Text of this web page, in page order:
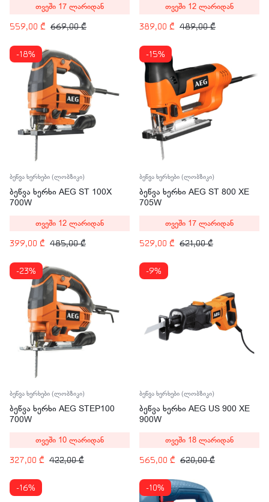
669,00₾
559,00 ₾
თვეში 17 ლარიდან
489,00₾
389,00 ₾
თვეში 12 ლარიდან
-18%
ბეწვა ხერხები (ლობზიკი)
ბეწვა ხერხი AEG ST 100X
700W
485,00₾
399,00 ₾
თვეში 12 ლარიდან
-15%
ბეწვა ხერხები (ლობზიკი)
ბეწვა ხერხი AEG ST 800 XE
705W
621,00₾
529,00 ₾
თვეში 17 ლარიდან
-23%
ბეწვა ხერხები (ლობზიკი)
ბეწვა ხერხი AEG STEP100
700W
422,00₾
327,00 ₾
თვეში 10 ლარიდან
-9%
ბეწვა ხერხები (ლობზიკი)
ბეწვა ხერხი AEG US 900 XE
900W
620,00₾
565,00 ₾
თვეში 18 ლარიდან
-16% -10%